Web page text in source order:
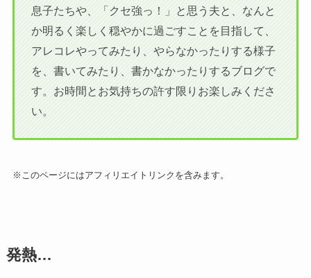
息子たちや、「クセ強っ！」と思う夫と、なんと
か明るく楽しく穏やかに過ごすことを目指して、
アレコレやってみたり、やらなかったりする様子
を、書いてみたり、書かなかったりするブログで
す。お時間とお気持ちの許す限りお楽しみくださ
い。
※このページにはアフィリエイトリンクを含みます。
発熱…